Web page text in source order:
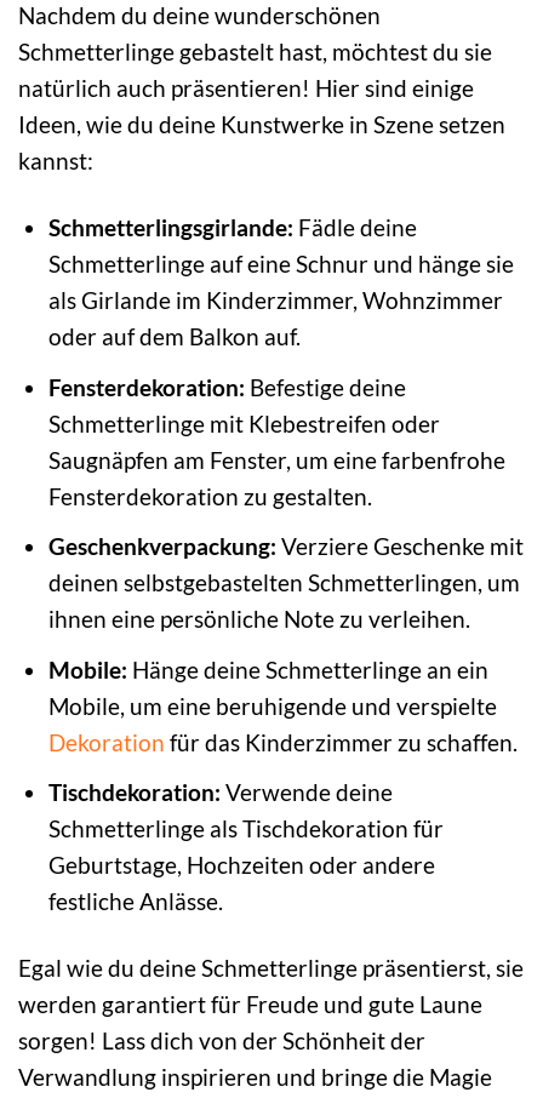
Nachdem du deine wunderschönen
Schmetterlinge gebastelt hast, möchtest du sie
natürlich auch präsentieren! Hier sind einige
Ideen, wie du deine Kunstwerke in Szene setzen
kannst:
Schmetterlingsgirlande: Fädle deine
Schmetterlinge auf eine Schnur und hänge sie
als Girlande im Kinderzimmer, Wohnzimmer
oder auf dem Balkon auf.
Fensterdekoration: Befestige deine
Schmetterlinge mit Klebestreifen oder
Saugnäpfen am Fenster, um eine farbenfrohe
Fensterdekoration zu gestalten.
Geschenkverpackung: Verziere Geschenke mit
deinen selbstgebastelten Schmetterlingen, um
ihnen eine persönliche Note zu verleihen.
Mobile: Hänge deine Schmetterlinge an ein
Mobile, um eine beruhigende und verspielte
Dekoration für das Kinderzimmer zu schaffen.
Tischdekoration: Verwende deine
Schmetterlinge als Tischdekoration für
Geburtstage, Hochzeiten oder andere
festliche Anlässe.
Egal wie du deine Schmetterlinge präsentierst, sie
werden garantiert für Freude und gute Laune
sorgen! Lass dich von der Schönheit der
Verwandlung inspirieren und bringe die Magie